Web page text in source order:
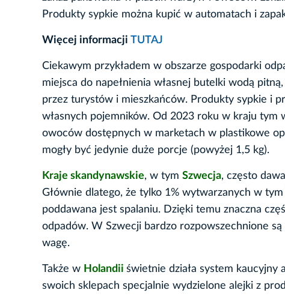
Produkty sypkie można kupić w automatach i
Więcej informacji TUTAJ
Ciekawym przykładem w obszarze gospodarki
miejsca do napełnienia własnej butelki wodą
przez turystów i mieszkańców. Produkty sypkie i
własnych pojemników. Od 2023 roku w kraju tym
owoców dostępnych w marketach w plastikowe
mogły być jedynie duże porcje (powyżej 1,5 kg).
Kraje skandynawskie, w tym Szwecja, często
Głównie dlatego, że tylko 1% wytwarzanych w
poddawana jest spalaniu. Dzięki temu znaczna
odpadów. W Szwecji bardzo rozpowszechnione
wagę.
Także w Holandii świetnie działa system kaucyjny
swoich sklepach specjalnie wydzielone alejki z